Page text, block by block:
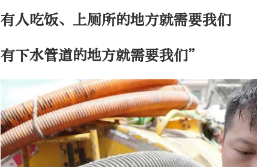
有人吃饭、上厕所的地方就需要我们
有下水管道的地方就需要我们”